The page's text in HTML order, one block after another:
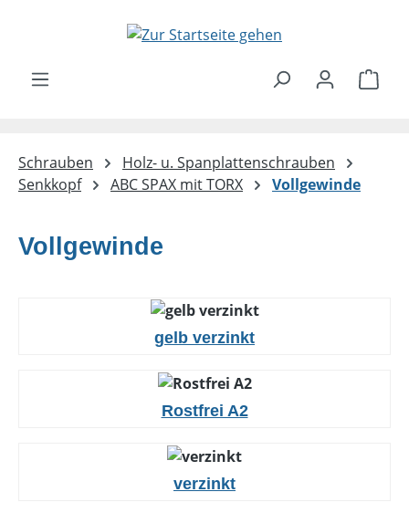
Zum Hauptinhalt springen
Schrauben
Holz- u. Spanplattenschrauben
Senkkopf
ABC SPAX mit TORX Vollgewinde
Vollgewinde
gelb verzinkt
Rostfrei A2
verzinkt